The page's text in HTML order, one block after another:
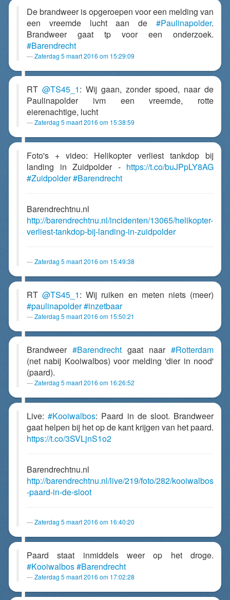
De brandweer is opgeroepen voor een melding van
een vreemde lucht aan de #Paulinapolder.
Brandweer gaat tp voor een onderzoek.
#Barendrecht
Zaterdag 5 maart 2016 om 15:29:09
RT @TS45_1: Wij gaan, zonder spoed, naar de
Paulinapolder ivm een vreemde, rotte
eierenachtige, lucht
Zaterdag 5 maart 2016 om 15:38:59
Foto's + video: Helikopter verliest tankdop bij
landing in Zuidpolder - https://t.co/buJPpLY8AG
#Zuidpolder#Barendrecht
Barendrechtnu.nl
http://barendrechtnu.nl/incidenten/13065/helikopter-
verliest-tankdop-bij-landing-in-zuidpolder
Zaterdag 5 maart 2016 om 15:49:38
RT@TS45_1: Wij ruiken en meten niets (meer)
#paulinapolder#inzetbaar
Zaterdag 5 maart 2016 om 15:50:21
Brandweer #Barendrecht gaat naar #Rotterdam
(net nabij Kooiwalbos) voor melding 'dier in nood'
(paard).
Zaterdag 5 maart 2016 om 16:26:52
Live:#Kooiwalbos: Paard in de sloot. Brandweer
gaat helpen bij het op de kant krijgen van het paard.
https://t.co/3SVLjnS1o2
Barendrechtnu.nl
http://barendrechtnu.nl/live/219/foto/282/kooiwalbos
-paard-in-de-sloot
Zaterdag 5 maart 2016 om 16:40:20
Paard staat inmiddels weer op het droge.
#Kooiwalbos#Barendrecht
Zaterdag 5 maart 2016 om 17:02:28